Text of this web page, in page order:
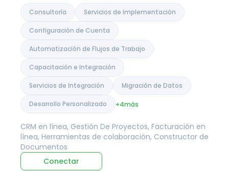
Consultoría Servicios de Implementación
Configuración de Cuenta
Automatización de Flujos de Trabajo
Capacitación e Integración
Servicios de Integración Migración de Datos
Desarrollo Personalizado +4más
CRM en línea, Gestión De Proyectos, Facturación en
línea, Herramientas de colaboración, Constructor de
Documentos
Conectar